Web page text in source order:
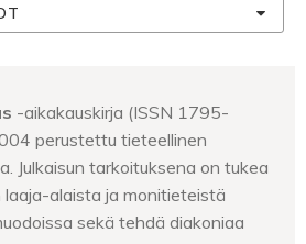
-aikakauskirja (ISSN 1795-
perustettu tieteellinen
Julkaisun tarkoituksena on tukea
alaista ja monitieteistä
sekä tehdä diakoniaa